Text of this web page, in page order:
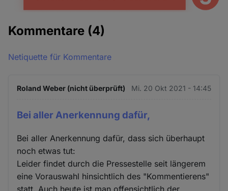
Kommentare (4)
Netiquette für Kommentare
Roland Weber (nicht überprüft) Mi. 20 Okt 2021 - 14:45
Bei aller Anerkennung dafür,
Bei aller Anerkennung dafür, dass sich überhaupt
noch etwas tut:
Leider findet durch die Pressestelle seit längerem
eine Vorauswahl hinsichtlich des "Kommentierens"
statt. Auch heute ist man offensichtlich der